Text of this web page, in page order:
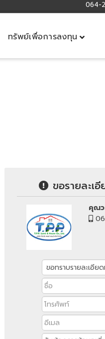
064-
ทรัพย์เพื่อการลงทุน
ขอรายละเ
คุณ